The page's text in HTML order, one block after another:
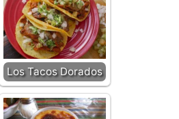
Los Tacos Dorados